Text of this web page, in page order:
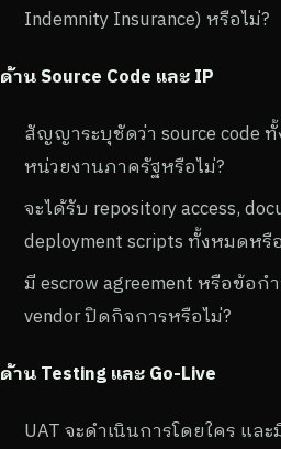
Indemnity Insurance) หรือไม่?
ด้าน Source Code และ IP
สัญญาระบุชัดว่า source code
หน่วยงานภาครัฐหรือไม่?
จะได้รับ repository access,
deployment scripts ทั้งหมดหรื
มี escrow agreement หรือข้อ
vendor ปิดกิจการหรือไม่?
ด้าน Testing และ Go-Live
UAT จะดำเนินการโดยใคร แล